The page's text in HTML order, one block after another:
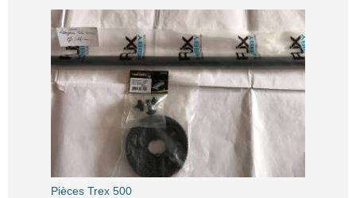
Pièces Trex 500